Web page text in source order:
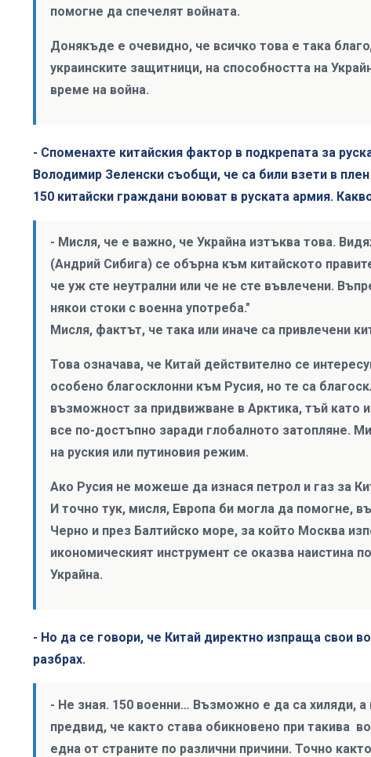
помогне да спечелят войната.
Донякъде е очевидно, че всичко това е така
украинските защитници, на способността на
време на война.
- Споменахте китайския фактор в подкрепата за
Володимир Зеленски съобщи, че са били взети в
150 китайски граждани воюват в руската армия.
- Мисля, че е важно, че Украйна изтъква това.
(Андрий Сибига) се обърна към китайското
че уж сте неутрални или че не сте въвлечени.
някои стоки с военна употреба."
Мисля, фактът, че така или иначе са привлечени
Това означава, че Китай действително се
особено благосклонни към Русия, но те са
възможност за придвижване в Арктика, тъй като
все по-достъпно заради глобалното затопляне.
на руския или путиновия режим.
Ако Русия не можеше да изнася петрол и газ за
И точно тук, мисля, Европа би могла да помогне,
Черно и през Балтийско море, за който Москва
икономическият инструмент се оказва наистина
Украйна.
- Но да се говори, че Китай директно изпраща свои
разбрах.
- Не зная. 150 военни… Възможно е да са хиляди,
предвид, че както става обикновено при такива
една от страните по различни причини. Точно